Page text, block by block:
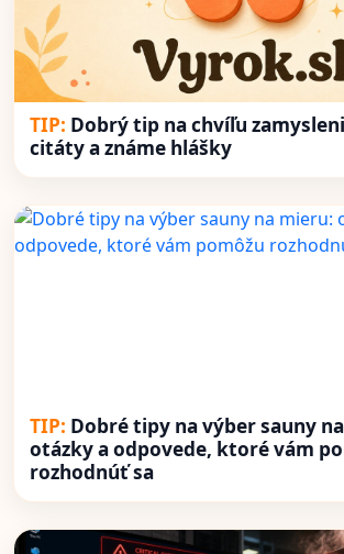
Dobrý tip na chvíľu
citáty a známe hlášky
Dobré tipy na výber sauny
otázky a odpovede, ktoré vám
rozhodnúť sa